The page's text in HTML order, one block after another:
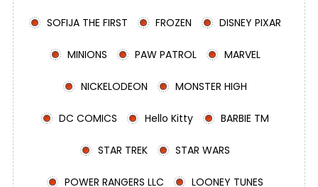
SOFIJA THE FIRST FROZEN DISNEY PIXAR
MINIONS PAW PATROL MARVEL
NICKELODEON MONSTER HIGH
DC COMICS Hello Kitty BARBIE TM
STAR TREK STAR WARS
POWER RANGERS LLC LOONEY TUNES